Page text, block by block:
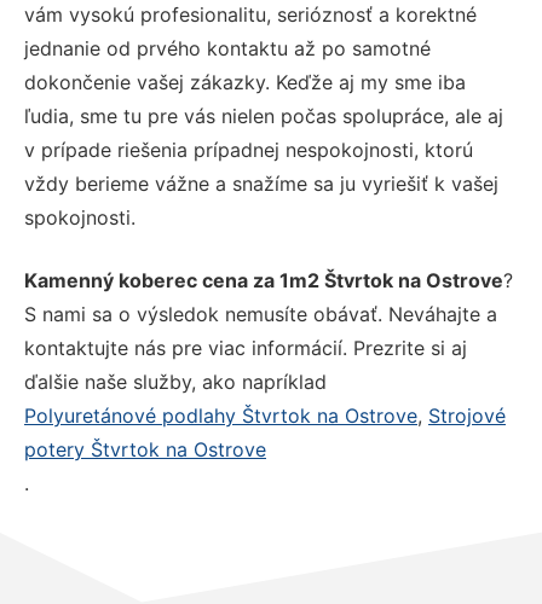
vám vysokú profesionalitu, serióznosť a korektné
jednanie od prvého kontaktu až po samotné
dokončenie vašej zákazky. Keďže aj my sme iba
ľudia, sme tu pre vás nielen počas spolupráce, ale aj
v prípade riešenia prípadnej nespokojnosti, ktorú
vždy berieme vážne a snažíme sa ju vyriešiť k vašej
spokojnosti.
Kamenný koberec cena za 1m2 Štvrtok na Ostrove?
S nami sa o výsledok nemusíte obávať. Neváhajte a
kontaktujte nás pre viac informácií. Prezrite si aj
ďalšie naše služby, ako napríklad
Polyuretánové podlahy Štvrtok na Ostrove, Strojové
potery Štvrtok na Ostrove
.